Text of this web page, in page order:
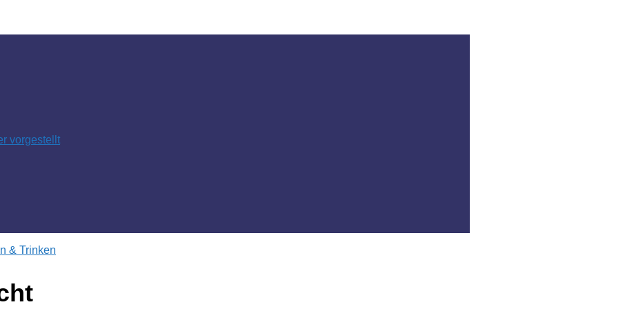
vorgestellt
& Trinken